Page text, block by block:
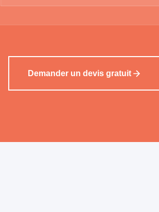
Demander un devis gratuit